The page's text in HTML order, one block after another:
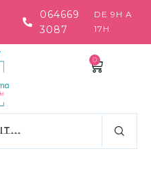
064669
3087
DE 9H A
17H
0